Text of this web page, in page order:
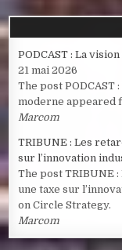
PODCAST : La
21 mai 2026
The post
moderne appeared
Marcom
TRIBUNE : Les
sur l’innovation
The post TRIBUNE
une taxe sur
on Circle Strategy.
Marcom